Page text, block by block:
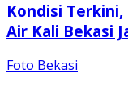
Kondisi
Air Kali Bekasi
Foto Bekasi